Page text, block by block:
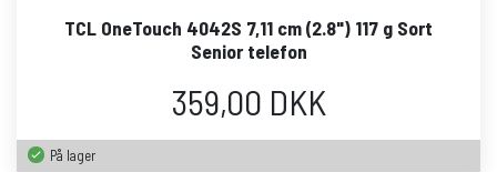
TCL OneTouch 4042S 7,11 cm (2.8") 117 g Sort
Senior telefon
359,00 DKK
På lager